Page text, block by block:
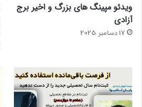
ویدئو مپینگ های بزرگ و اخیر برج
آزادی
17 دسامبر 2025